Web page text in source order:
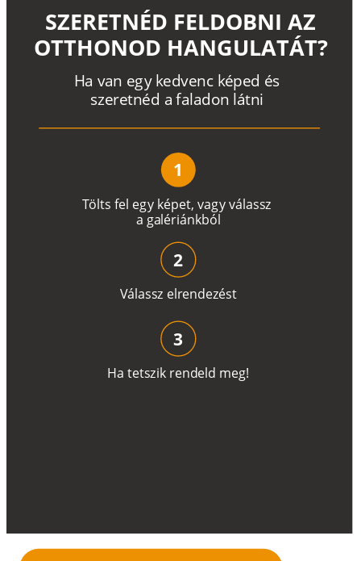
Tölts fel egy képet, vagyválassz
a galériánkból
Ha van egy kedvenc képed és
szeretnéd a faladon látni
SZERETNÉD FELDOBNI AZ
OTTHONOD HANGULATÁT?
1
Válassz elrendezést
2
Ha tetszik rendeld meg!
3